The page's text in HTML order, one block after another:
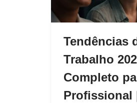
Tendências
Trabalho
Completo
Profissional